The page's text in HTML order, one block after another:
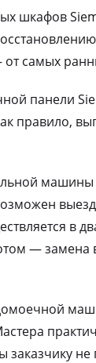
шкафов
самых
панели
правило,
машины
в
— замена
заказчику